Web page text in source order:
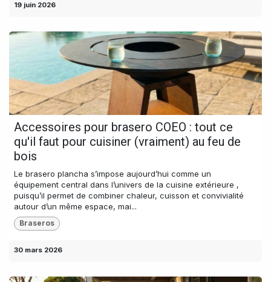
19 juin 2026
Accessoires pour brasero COEO : tout ce
qu'il faut pour cuisiner (vraiment) au feu de
bois
Le brasero plancha s’impose aujourd’hui comme un
équipement central dans l’univers de la cuisine extérieure ,
puisqu’il permet de combiner chaleur, cuisson et convivialité
autour d’un même espace, mai...
Braseros
30 mars 2026